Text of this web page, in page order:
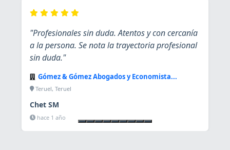
"Profesionales sin duda. Atentos y con cercanía
a la persona. Se nota la trayectoria profesional
sin duda."
Gómez & Gómez Abogados y Economista...
Teruel, Teruel
Chet SM
hace 1 año